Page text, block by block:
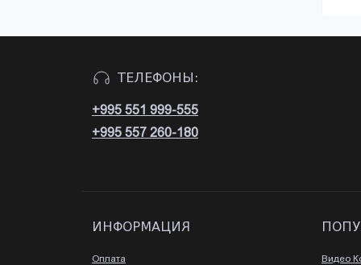
ТЕЛЕФОНЫ:
+995 551 999-555
+995 557 260-180
ИНФОРМАЦИЯ
Оплата Видео